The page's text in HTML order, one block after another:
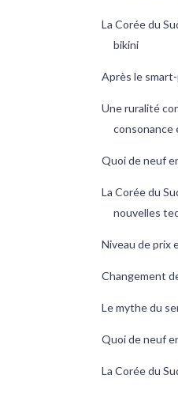
La Corée du
bikini
Après le
Une ruralité
consonance
Quoi de neuf
La Corée du
nouvelles
Niveau de prix
Changement
Le mythe du
Quoi de neuf
La Corée du